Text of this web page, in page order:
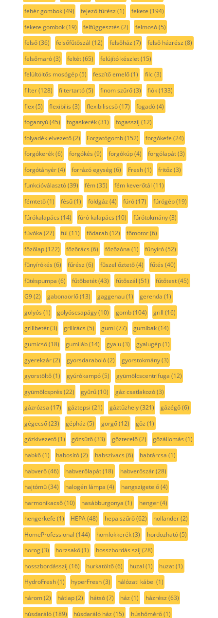
fehér gombok(49) fejező fűrész (1) fekete (194)
fekete gombok(19) felfüggesztés (2) felmosó(5)
felső(36) felsőfűtőszál (12) felsőház (7) felső házrész (8)
felsőmaró(3) feltét(65) felújító készlet(15)
felültöltős mosógép(5) feszítő emelő(1) filc(3)
filter(128) filtertartó(5) finom szűrő(3) fiók(133)
flex(5) flexibilis (3) flexibiliscső(17) fogadó(4)
fogantyú(45) fogaskerék(31) fogasszíj (12)
folyadék elvezető(2) Forgatógomb(152) forgókefe (24)
forgókerék(6) forgókés (9) forgókúp(4) forgólapát(3)
forgótányér(4) forrázó egység(6) Fresh(1) fritőz (3)
funkcióválasztó(39) fém(35) fém keverőtál (11)
fémtető(1) fésű(1) földgáz (4) fúró(17) fúrógép(19)
fúrókalapács (14) fúró kalapács (10) fúrótokmány(3)
fúvóka (27) fül (11) fődarab(12) főmotor(6)
főzőlap(122) főzőrács (6) főzőzóna (1) fűnyíró(52)
fűnyírókés (6) fűrész (6) fűszellőztető(4) fűtés (40)
fűtéspumpa (6) fűtőbetét(43) fűtőszál (51) fűtőtest(45)
G9(2) gabonaörlő(13) gaggenau(1) gerenda (1)
golyós (1) golyóscsapágy(10) gomb(104) grill (16)
grillbetét(3) grillrács (5) gumi (77) gumibak(14)
gumicső(18) gumiláb(14) gyalu(3) gyalugép(1)
gyerekzár(2) gyorsdaraboló(2) gyorstokmány(3)
gyorstöltő(1) gyúrókampó(5) gyümölcscentrifuga (12)
gyümölcsprés (22) gyűrű(10) gáz csatlakozó(3)
gázrózsa (17) gáztepsi (21) gáztűzhely(321) gázégő(6)
gégecső(23) gépház (5) görgő(12) gőz (1)
gőzkivezető(1) gőzsütő(33) gőzterelő(2) gőzállomás (1)
habkő(1) habosító(2) habszivacs (6) habtárcsa (1)
habverő(46) habverőlapát(18) habverőszár(28)
hajtómű(34) halogén lámpa (4) hangszigetelő(4)
harmonikacső(10) hasábburgonya (1) henger(4)
hengerkefe (1) HEPA(48) hepa szűrő(62) hollander(2)
HomeProfessional (144) homlokkerék(3) hordozható(5)
horog(3) horzsakő(1) hosszbordás szíj (28)
hosszbordásszíj (16) hurkatöltő(6) huzal (1) huzat(1)
HydroFresh(1) hyperFresh(3) hálózati kábel (1)
három(2) hátlap(2) hátsó(7) ház (1) házrész (63)
húsdaráló(189) húsdaráló ház (15) húshőmérő(1)